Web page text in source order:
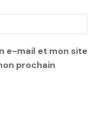
e-mail et mon site
prochain